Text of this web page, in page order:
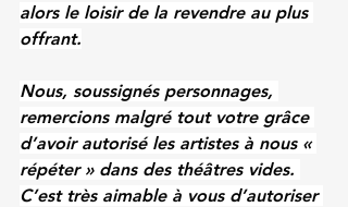
alors le loisir de la revendre au plus
offrant.
Nous, soussignés personnages,
remercions malgré tout votre grâce
d’avoir autorisé les artistes à nous «
répéter » dans des théâtres vides.
C’est très aimable à vous d’autoriser